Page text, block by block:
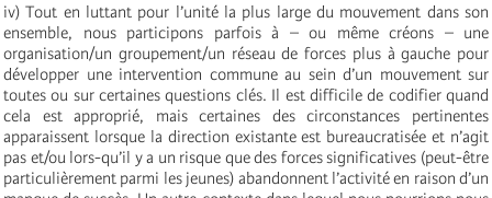
iv) Tout en luttant pour l’unité la plus large du mouvement dans son
ensemble, nous participons parfois à – ou même créons – une
organisation/un groupement/un réseau de forces plus à gauche pour
développer une intervention commune au sein d’un mouvement sur
toutes ou sur certaines questions clés. Il est difficile de codifier quand
cela est approprié, mais certaines des circonstances pertinentes
apparaissent lorsque la direction existante est bureaucratisée et n’agit
pas et/ou lors-qu’il y a un risque que des forces significatives (peut-être
particulièrement parmi les jeunes) abandonnent l’activité en raison d’un